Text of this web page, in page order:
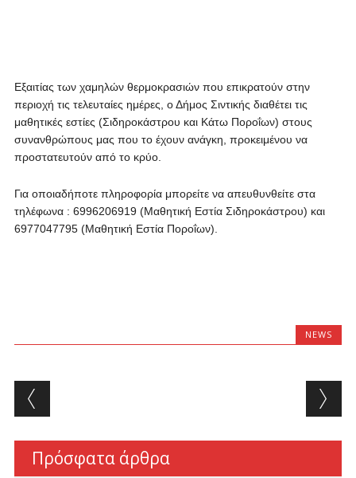
Εξαιτίας των χαμηλών θερμοκρασιών που επικρατούν στην
περιοχή τις τελευταίες ημέρες, ο Δήμος Σιντικής διαθέτει τις
μαθητικές εστίες (Σιδηροκάστρου και Κάτω Ποροΐων) στους
συνανθρώπους μας που το έχουν ανάγκη, προκειμένου να
προστατευτούν από το κρύο.
Για οποιαδήποτε πληροφορία μπορείτε να απευθυνθείτε στα
τηλέφωνα : 6996206919 (Μαθητική Εστία Σιδηροκάστρου) και
6977047795 (Μαθητική Εστία Ποροΐων).
NEWS
Post navigation
Πρόσφατα άρθρα